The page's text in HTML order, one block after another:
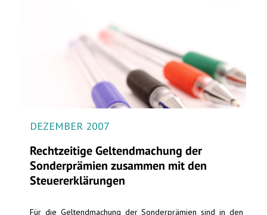
DEZEMBER 2007
Rechtzeitige Geltendmachung der
Sonderprämien zusammen mit den
Steuererklärungen
Für die Geltendmachung der Sonderprämien sind in den